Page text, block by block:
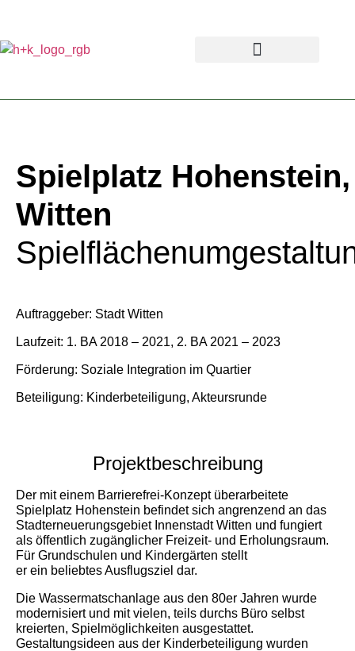
Spielplatz Hohenstein,
Witten
Auftraggeber: Stadt Witten
Laufzeit: 1. BA 2018 – 2021, 2. BA 2021 – 2023
Förderung: Soziale Integration im Quartier
Beteiligung: Kinderbeteiligung, Akteursrunde
Projektbeschreibung
Der mit einem Barrierefrei-Konzept überarbeitete
Spielplatz Hohenstein befindet sich angrenzend an das
Stadterneuerungsgebiet Innenstadt Witten und fungiert
als öffentlich zugänglicher Freizeit- und Erholungsraum.
Für Grundschulen und Kindergärten stellt
er ein beliebtes Ausflugsziel dar.
Die Wassermatschanlage aus den 80er Jahren wurde
modernisiert und mit vielen, teils durchs Büro selbst
kreierten, Spielmöglichkeiten ausgestattet.
Gestaltungsideen aus der Kinderbeteiligung wurden